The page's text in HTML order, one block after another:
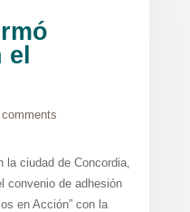
la ciudad de Concordia,
convenio de adhesión
en Acción” con la